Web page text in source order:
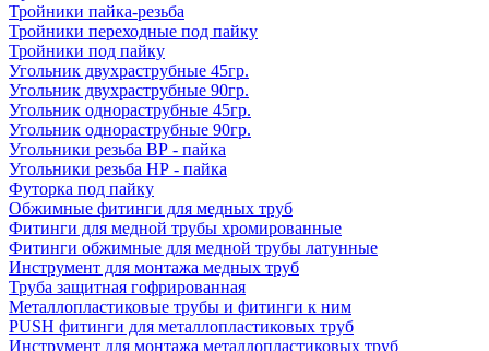
Тройники пайка-резьба
Тройники переходные под пайку
Тройники под пайку
Угольник двухраструбные 45гр.
Угольник двухраструбные 90гр.
Угольник однораструбные 45гр.
Угольник однораструбные 90гр.
Угольники резьба ВР - пайка
Угольники резьба НР - пайка
Футорка под пайку
Обжимные фитинги для медных труб
Фитинги для медной трубы хромированные
Фитинги обжимные для медной трубы латунные
Инструмент для монтажа медных труб
Труба защитная гофрированная
Металлопластиковые трубы и фитинги к ним
PUSH фитинги для металлопластиковых труб
Инструмент для монтажа металлопластиковых труб